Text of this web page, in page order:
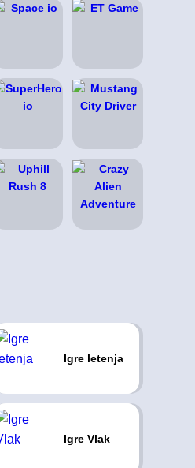
Igre letenja
Igre Vlak